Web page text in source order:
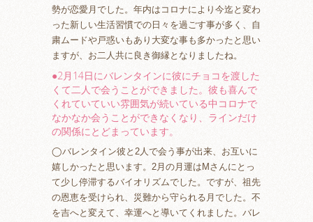
勢が恋愛月でした。年内はコロナにより今迄と変わ
った新しい生活習慣での日々を過ごす事が多く、自
粛ムードや戸惑いもあり大変な事も多かったと思い
ますが、お二人共に良き御縁となりましたね。
●2月14日にバレンタインに彼にチョコを渡した
くて二人で会うことができました。彼も喜んで
くれていていい雰囲気が続いている中コロナで
なかなか会うことができなくなり、ラインだけ
の関係にとどまっています。‬
‪◯バレンタイン彼と2人で‬会う事が出来、お互いに
嬉しかったと思います。2月の月運はMさんにとっ
て少し停滞するバイオリズムでした。ですが、祖先
の恩恵を受けられ、災難から守られる月でした。不
を吉へと変えて、幸運へと導いてくれました。バレ